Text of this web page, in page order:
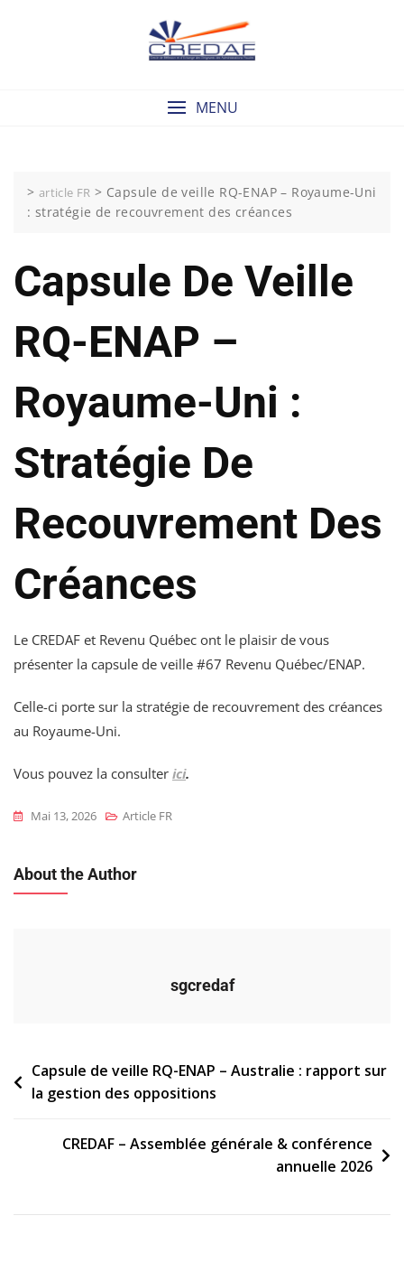
MENU
> article FR > Capsule de veille RQ-ENAP – Royaume-Uni
: stratégie de recouvrement des créances
Capsule De Veille
RQ-ENAP –
Royaume-Uni :
Stratégie De
Recouvrement Des
Créances
Le CREDAF et Revenu Québec ont le plaisir de vous
présenter la capsule de veille #67 Revenu Québec/ENAP.
Celle-ci porte sur la stratégie de recouvrement des créances
au Royaume-Uni.
Vous pouvez la consulter ici.
Mai 13, 2026 Article FR
About the Author
sgcredaf
Navigation
de
Capsule de veille RQ-ENAP – Australie : rapport sur
la gestion des oppositions
CREDAF – Assemblée générale & conférence
annuelle 2026